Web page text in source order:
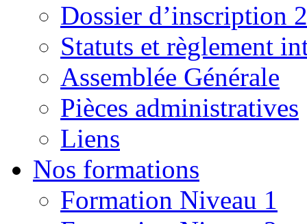
Dossier d’inscription
Statuts et règlement
Assemblée Générale
Pièces administratives
Liens
Nos formations
Formation Niveau 1